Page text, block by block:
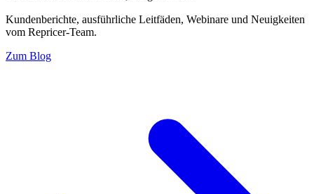
Kundenberichte, ausführliche Leitfäden, Webinare und Neuigkeiten
vom Repricer-Team.
Zum Blog